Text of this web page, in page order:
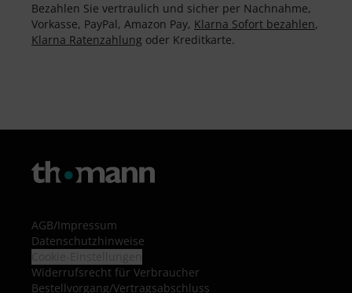
Bezahlen Sie vertraulich und sicher per Nachnahme,
Vorkasse, PayPal, Amazon Pay, Klarna Sofort bezahlen,
Klarna Ratenzahlung oder Kreditkarte.
AGB/Impressum
Datenschutzhinweise
Widerrufsrecht für Verbraucher
Bestellvorgang/Vertragsabschluss